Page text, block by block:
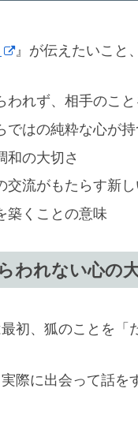
』が伝えたいこと
われず、相手のこ
ではの純粋な心が持
和の大切さ
交流がもたらす新
築くことの意味
われない心の
初、狐のことを「
際に出会って話を